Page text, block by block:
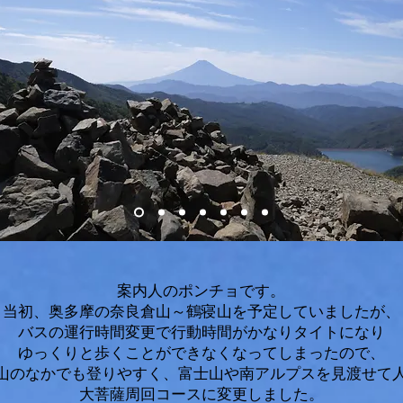
案内人のポンチョです。
当初、奥多摩の奈良倉山～鶴寝山を予定していましたが、
バスの運行時間変更で行動時間がかなりタイトになり
ゆっくりと歩くことができなくなってしまったので、
のなかでも登りやすく、富士山や南アルプスを見渡せて
大菩薩周回コースに変更しました。